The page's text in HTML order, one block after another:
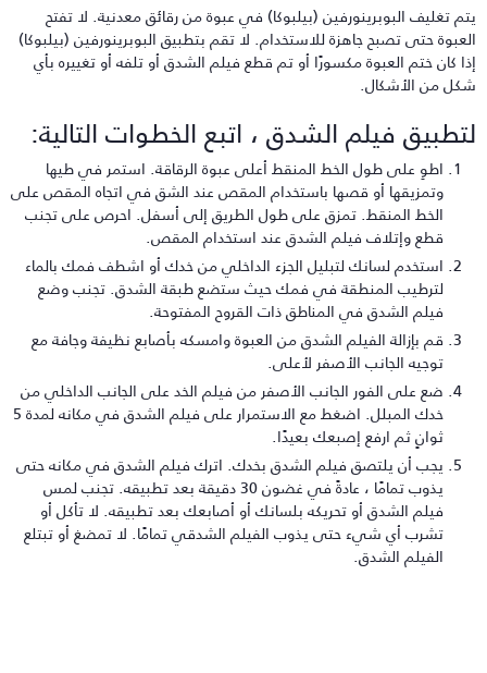
تغليف البوبرينورفين (بيلبوكا) في عبوة من رقائق معدنية. لا تفتح
حتى تصبح جاهزة للاستخدام. لا تقم بتطبيق البوبرينورفين (بيلبوكا)
كان ختم العبوة مكسورًا أو تم قطع فيلم الشدق أو تلفه أو تغييره بأي
من الأشكال.
فيلم الشدق ، اتبع الخطوات التالية:
اطوِ على طول الخط المنقط أعلى عبوة الرقاقة. استمر في طيها
وتمزيقها أو قصها باستخدام المقص عند الشق في اتجاه المقص على
الخط المنقط. تمزق على طول الطريق إلى أسفل. احرص على تجنب
قطع وإتلاف فيلم الشدق عند استخدام المقص.
استخدم لسانك لتبليل الجزء الداخلي من خدك أو اشطف فمك بالماء
لترطيب المنطقة في فمك حيث ستضع طبقة الشدق. تجنب وضع
فيلم الشدق في المناطق ذات القروح المفتوحة.
قم بإزالة الفيلم الشدق من العبوة وامسكه بأصابع نظيفة وجافة مع
توجيه الجانب الأصفر لأعلى.
ضع على الفور الجانب الأصفر من فيلم الخد على الجانب الداخلي من
خدك المبلل. اضغط مع الاستمرار على فيلم الشدق في مكانه لمدة 5
ثوانٍ ثم ارفع إصبعك بعيدًا.
يجب أن يلتصق فيلم الشدق بخدك. اترك فيلم الشدق في مكانه حتى
يذوب تمامًا ، عادةً في غضون 30 دقيقة بعد تطبيقه. تجنب لمس
فيلم الشدق أو تحريكه بلسانك أو أصابعك بعد تطبيقه. لا تأكل أو
تشرب أي شيء حتى يذوب الفيلم الشدقي تمامًا. لا تمضغ أو تبتلع
الفيلم الشدق.